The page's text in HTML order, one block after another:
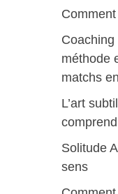
méthode
matchs
L’art
Solitude
sens